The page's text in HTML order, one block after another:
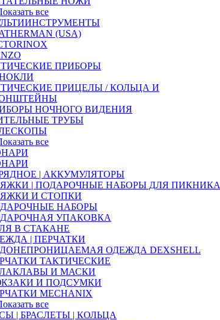
все
(USA)
ПРИБОРЫ
ПРИЦЕЛЫ / КОЛЬЦА И
НОЧНОГО ВИДЕНИЯ
ТРУБЫ
все
| АККУМУЛЯТОРЫ
| ПОДАРОЧНЫЕ НАБОРЫ ДЛЯ ПИКНИКА
И СТОПКИ
НАБОРЫ
УПАКОВКА
В СТАКАНЕ
| ПЕРЧАТКИ
ОДЕЖДА DEXSHELL
ТАКТИЧЕСКИЕ
И МАСКИ
И ПОДСУМКИ
MECHANIX
все
| БРАСЛЕТЫ | КОЛЬЦА